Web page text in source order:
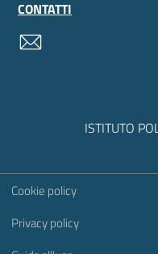
CONTATTI
ISTITUTO
Sezione Link
Cookie policy
Privacy policy